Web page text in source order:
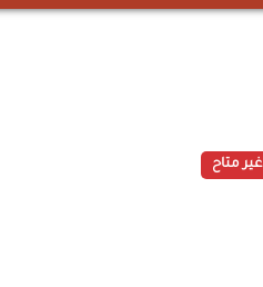
غير متاح